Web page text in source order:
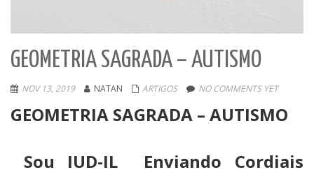
GEOMETRIA SAGRADA – AUTISMO
NOV 13, 2019 NATAN ARTIGOS NO COMMENTS YET
GEOMETRIA SAGRADA – AUTISMO
Sou IUD-IL Enviando Cordiais